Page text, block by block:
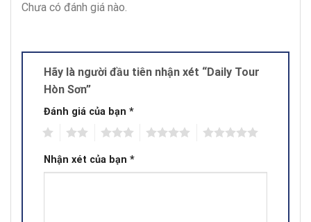
Chưa có đánh giá nào.
Hãy là người đầu tiên nhận xét “Daily Tour
Hòn Sơn”
Đánh giá của bạn *
Nhận xét của bạn *